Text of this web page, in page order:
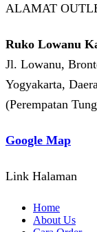
ALAMAT
Ruko Lowanu
Jl. Lowanu,
Yogyakarta,
(Perempatan
Google Map
Link Halaman
Home
About Us